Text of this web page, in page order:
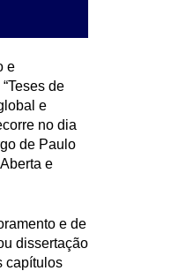
e
de
e
no dia
de Paulo
e
e de
dissertação
capítulos